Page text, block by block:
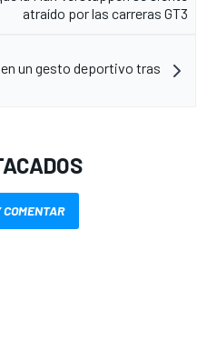
atraído por las carreras GT3
un gesto deportivo tras
COMENTAR